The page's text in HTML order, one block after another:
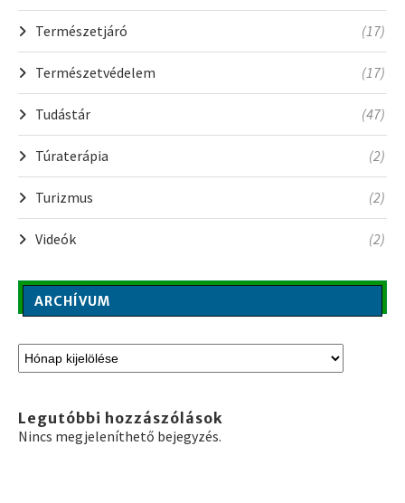
Természetjáró (17)
Természetvédelem (17)
Tudástár (47)
Túraterápia (2)
Turizmus (2)
Videók (2)
ARCHÍVUM
Legutóbbi hozzászólások
Nincs megjeleníthető bejegyzés.